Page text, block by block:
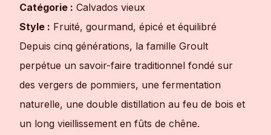
Catégorie : Calvados vieux
Style : Fruité, gourmand, épicé et équilibré
Depuis cinq générations, la famille Groult
perpétue un savoir-faire traditionnel fondé sur
des vergers de pommiers, une fermentation
naturelle, une double distillation au feu de bois et
un long vieillissement en fûts de chêne.